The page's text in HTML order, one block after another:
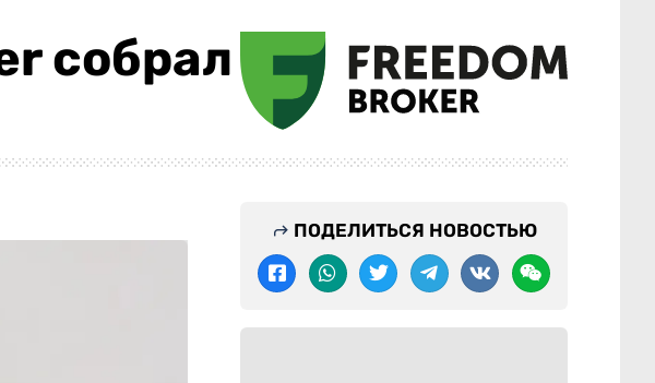
собрал
ПОДЕЛИТЬСЯ НОВОСТЬЮ